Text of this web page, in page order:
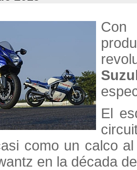
El
como un calco
en la década